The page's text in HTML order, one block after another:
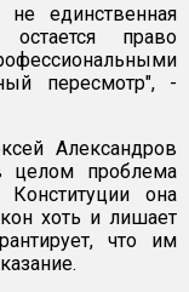
единственная
право
пересмотр", -
Александров
целом проблема
она
хоть и лишает
что им